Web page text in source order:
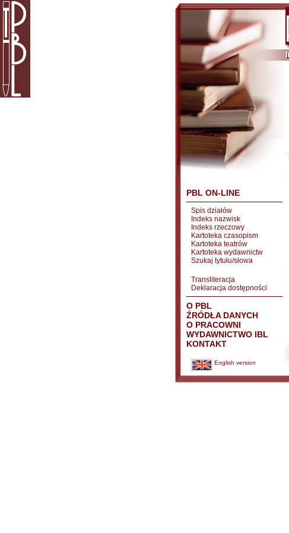
PBL ON-LINE
Spis działów
Indeks nazwisk
Indeks rzeczowy
Kartoteka czasopism
Kartoteka teatrów
Kartoteka wydawnictw
Szukaj tytułu/słowa
Transliteracja
Deklaracja dostępności
O PBL
ŹRÓDŁA DANYCH
O PRACOWNI
WYDAWNICTWO IBL
KONTAKT
English version